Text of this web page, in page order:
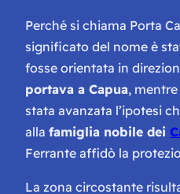
Perché si chiama Porta
significato del nome è
fosse orientata in
portava a Capua,
stata avanzata l’ipotesi
alla famiglia nobile dei
Ferrante affidò la
La zona circostante